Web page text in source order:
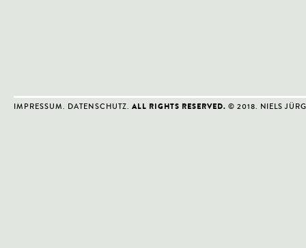
IMPRESSUM. DATENSCHUTZ. ALL RIGHTS RESERVED. © 2018. NIELS